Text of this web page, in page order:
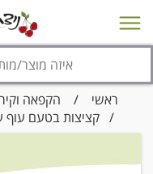
מבצעים
ראשי / הקפאה
/ קציצות בטעם עוף